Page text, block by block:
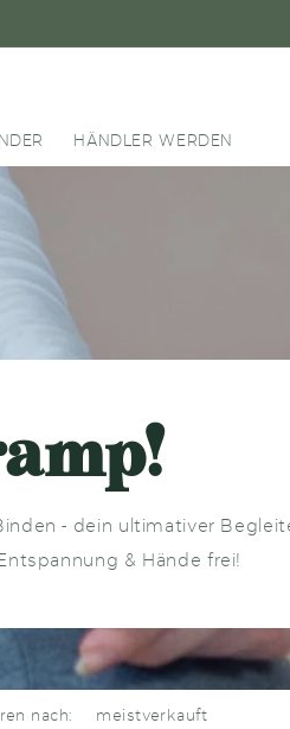
HÄNDLER WERDEN
- dein ultimativer
& Hände frei!
nach: